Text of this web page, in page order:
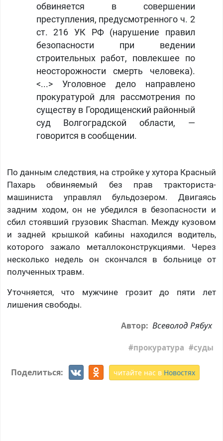
обвиняется в совершении
преступления, предусмотренного ч. 2
ст. 216 УК РФ (нарушение правил
безопасности при ведении
строительных работ, повлекшее по
неосторожности смерть человека).
<...> Уголовное дело направлено
прокуратурой для рассмотрения по
существу в Городищенский районный
суд Волгоградской области, —
говорится в сообщении.
По данным следствия, на стройке у хутора Красный
Пахарь обвиняемый без прав тракториста-
машиниста управлял бульдозером. Двигаясь
задним ходом, он не убедился в безопасности и
сбил стоявший грузовик Shacman. Между кузовом
и задней крышкой кабины находился водитель,
которого зажало металлоконструкциями. Через
несколько недель он скончался в больнице от
полученных травм.
Уточняется, что мужчине грозит до пяти лет
лишения свободы.
Автор: Всеволод Рябух
прокуратура суды
Поделиться: читайте нас в Новостях